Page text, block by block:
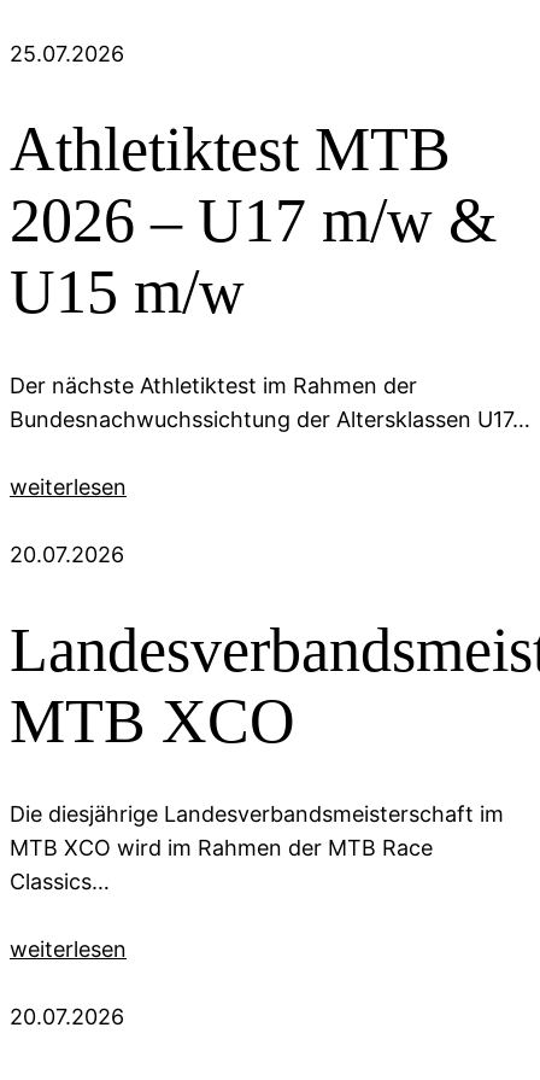
25.07.2026
Athletiktest MTB
2026 – U17 m/w &
U15 m/w
Der nächste Athletiktest im Rahmen der
Bundesnachwuchssichtung der Altersklassen U17…
weiterlesen
20.07.2026
MTB XCO
Die diesjährige Landesverbandsmeisterschaft im
MTB XCO wird im Rahmen der MTB Race
Classics…
weiterlesen
20.07.2026